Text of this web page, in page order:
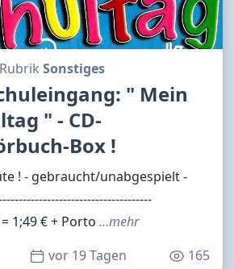
Sonstiges
" Mein
" - CD-
Box !
! - gebraucht/unabgespielt -
1;49 € + Porto …mehr
vor 19 Tagen 165